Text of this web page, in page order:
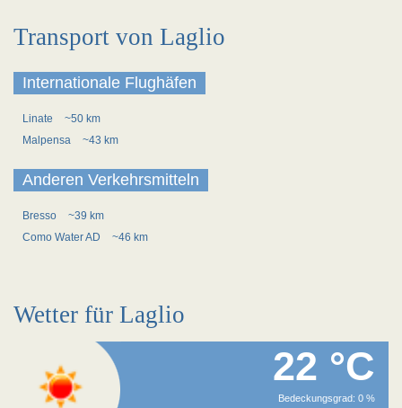
Transport von Laglio
Internationale Flughäfen
Linate
~50 km
Malpensa
~43 km
Anderen Verkehrsmitteln
Bresso
~39 km
Como Water AD
~46 km
Wetter für Laglio
22 °C
Bedeckungsgrad: 0 %